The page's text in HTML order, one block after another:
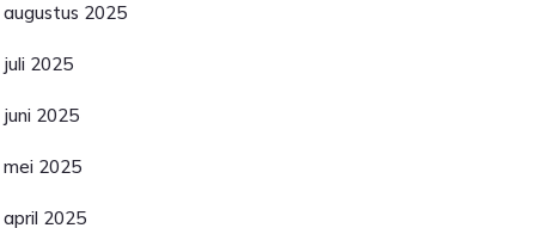
augustus 2025
juli 2025
juni 2025
mei 2025
april 2025